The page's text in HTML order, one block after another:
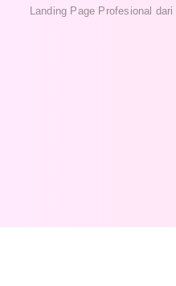
Landing Page Profesional dari